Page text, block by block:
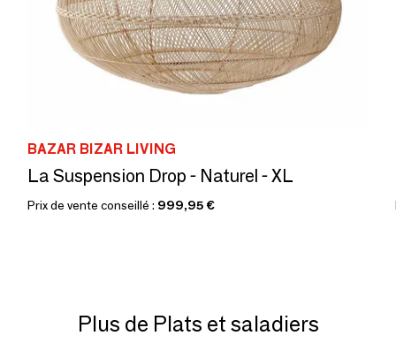
BAZAR BIZAR LIVING
La Suspension Drop - Naturel - XL
Prix de vente conseillé : 999,95 €
Plus de Plats et saladiers